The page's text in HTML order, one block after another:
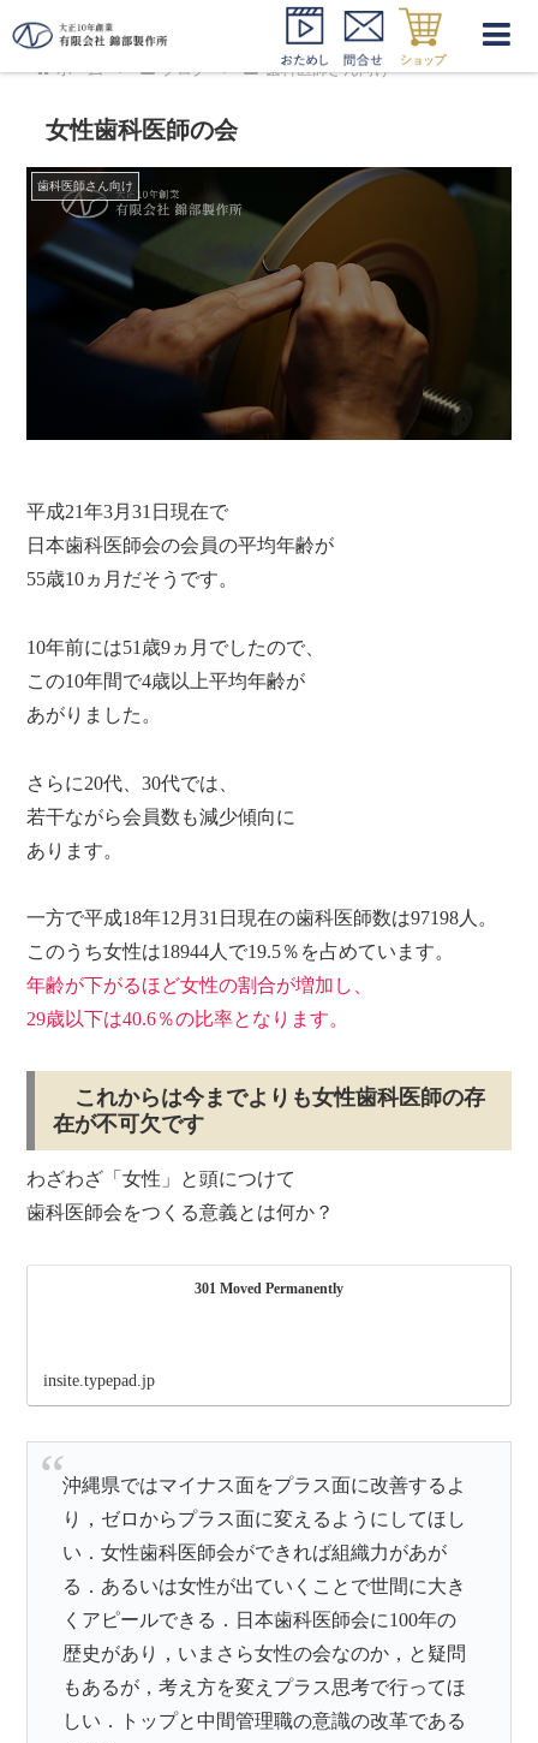
ホーム ブログ 歯科医師さん向け
女性歯科医師の会
歯科医師さん向け
平成21年3月31日現在で
日本歯科医師会の会員の平均年齢が
55歳10ヵ月だそうです。
10年前には51歳9ヵ月でしたので、
この10年間で4歳以上平均年齢が
あがりました。
さらに20代、30代では、
若干ながら会員数も減少傾向に
あります。
一方で平成18年12月31日現在の歯科医師数は97198人。
このうち女性は18944人で19.5％を占めています。
年齢が下がるほど女性の割合が増加し、
29歳以下は40.6％の比率となります。
これからは今までよりも女性歯科医師の存
在が不可欠です
わざわざ「女性」と頭につけて
歯科医師会をつくる意義とは何か？
301 Moved Permanently
insite.typepad.jp
沖縄県ではマイナス面をプラス面に改善するよ
り，ゼロからプラス面に変えるようにしてほし
い．女性歯科医師会ができれば組織力があが
る．あるいは女性が出ていくことで世間に大き
くアピールできる．日本歯科医師会に100年の
歴史があり，いまさら女性の会なのか，と疑問
もあるが，考え方を変えプラス思考で行ってほ
しい．トップと中間管理職の意識の改革である